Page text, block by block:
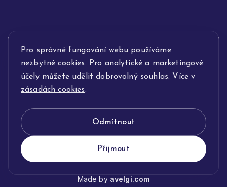
Pro správné fungování webu používáme
nezbytné cookies. Pro analytické a marketingové
účely můžete udělit dobrovolný souhlas. Více v
zásadách cookies.
Odmítnout
Přijmout
INFORMACE
POPIS SLUŽEB
KLENOTNICTVÍ JOLLEO
Made by avelgi.com